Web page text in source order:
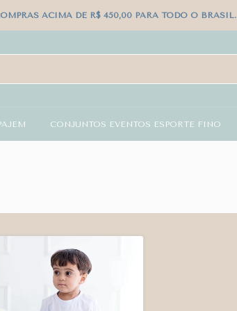
ACIMA DE R$ 450,00 PARA TODO O BRASIL.
CONJUNTOS EVENTOS ESPORTE FINO